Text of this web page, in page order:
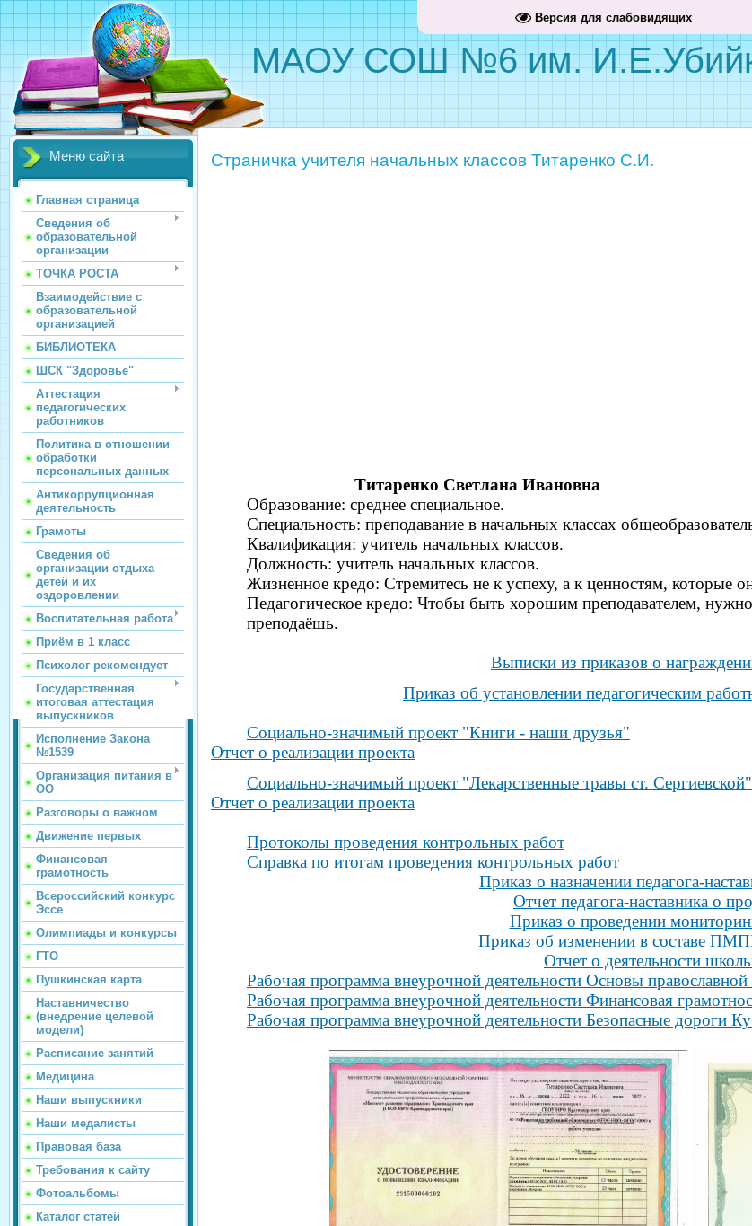
Версия для слабовидящих
МАОУ СОШ №6 им.
Меню сайта
Главная страница
Сведения об
образовательной
организации
ТОЧКА РОСТА
Взаимодействие с
образовательной
организацией
БИБЛИОТЕКА
ШСК "Здоровье"
Аттестация
педагогических
работников
Политика в отношении
обработки
персональных данных
Антикоррупционная
деятельность
Грамоты
Сведения об
организации отдыха
детей и их
оздоровлении
Воспитательная работа
Приём в 1 класс
Психолог рекомендует
Государственная
итоговая аттестация
выпускников
Исполнение Закона
№1539
Организация питания в
ОО
Разговоры о важном
Движение первых
Финансовая
грамотность
Всероссийский конкурс
Эссе
Олимпиады и конкурсы
ГТО
Пушкинская карта
Наставничество
(внедрение целевой
модели)
Расписание занятий
Медицина
Наши выпускники
Наши медалисты
Правовая база
Требования к сайту
Фотоальбомы
Каталог статей
Страничка учителя начальных классов Титаренко С.И.
Титаренко Светлана Ивановна
Образование: среднее специальное.
Специальность: преподавание в начальных классах
Квалификация: учитель начальных классов.
Должность: учитель начальных классов.
Жизненное кредо: Стремитесь не к успеху, а к ценностям, которые
Педагогическое кредо: Чтобы быть хорошим преподавателем,
преподаёшь.
Выписки из приказов о
Приказ об установлении педагогическим
Социально-значимый проект "Книги - наши друзья"
Отчет о реализации проекта
Социально-значимый проект "Лекарственные травы ст. Сергиевской"
Отчет о реализации проекта
Протоколы проведения контрольных работ
Справка по итогам проведения контрольных работ
Приказ о назначении педагога-
Отчет педагога-наставника о
Приказ о проведении
Приказ об изменении в составе
Отчет о деятельности
Рабочая программа внеурочной деятельности Основы
Рабочая программа внеурочной деятельности Финансовая
Рабочая программа внеурочной деятельности Безопасные дороги